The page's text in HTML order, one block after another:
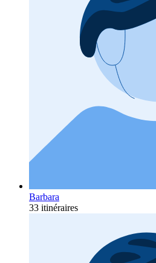
Barbara
33 itinéraires